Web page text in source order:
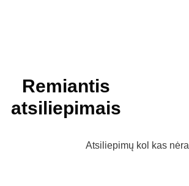
Remiantis
atsiliepimais
Atsiliepimų kol kas nėra